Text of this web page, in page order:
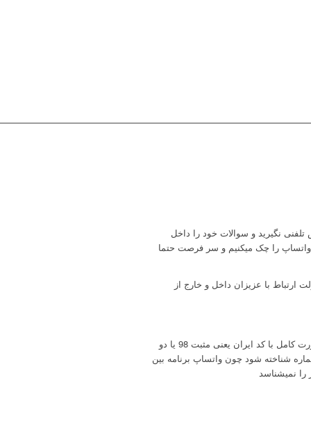
نگیرید و سوالات خود را داخل
واتساپ را چک میکنیم و سر فرصت حتما
با عزیزان داخل و خارج از
دقت بفرمایید هنگام ذخیره تلفن بصورت کامل با کد ایران یعنی مثبت 98 یا دو
شماره شناخته شود چون واتساپ برنامه بین
نمیشناسد